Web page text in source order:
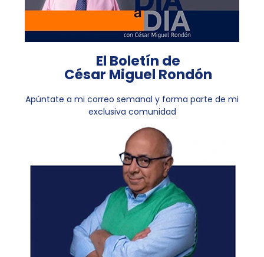
El Boletín de
César Miguel Rondón
Apúntate a mi correo semanal y forma parte de mi
exclusiva comunidad